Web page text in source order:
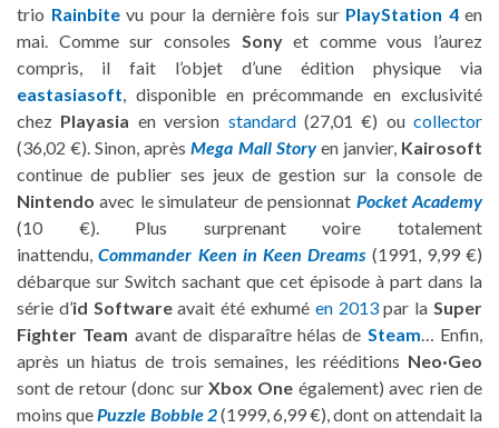
trio Rainbitevu pour la dernière fois sur PlayStation 4en
mai. Comme sur consoles Sonyet comme vous l’aurez
compris, il fait l’objet d’une édition physique via
eastasiasoft, disponible en précommande en exclusivité
chez Playasia en version standard(27,01 €) ou collector
(36,02 €). Sinon, aprèsMega Mall Storyen janvier, Kairosoft
continue de publier ses jeux de gestion sur la console de
Nintendo avec le simulateur de pensionnat Pocket Academy
(10 €). Plus surprenant voire totalement
inattendu,Commander Keen in Keen Dreams (1991, 9,99 €)
débarque sur Switch sachant que cet épisode à part dans la
série d’id Softwareavait été exhumé en 2013par laSuper
Fighter Team avant de disparaître hélas de Steam… Enfin,
après un hiatus de trois semaines, les rééditions Neo·Geo
sont de retour (donc sur Xbox One également) avec rien de
moins quePuzzle Bobble 2(1999, 6,99 €), dont on attendait la